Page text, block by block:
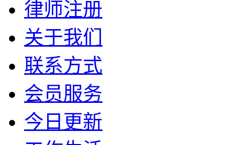
律师注册
关于我们
联系方式
会员服务
今日更新